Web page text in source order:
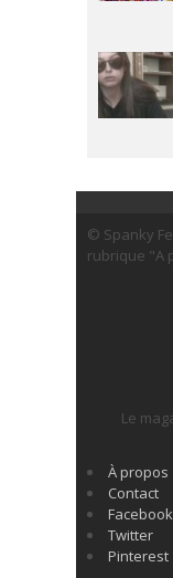
© Spanky
rubrique "A
Le
À propos
Contact
Facebook
Twitter
Pinterest